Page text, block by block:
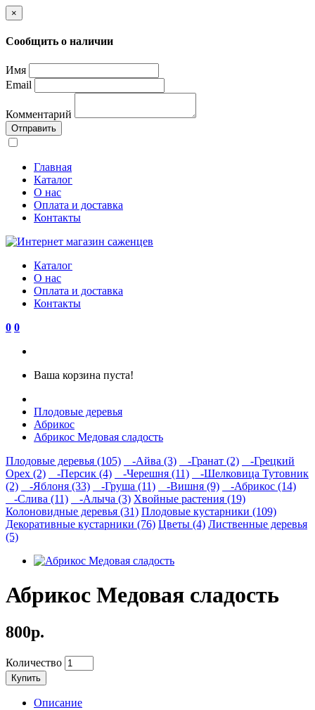
×
Сообщить о наличии
Имя
Email
Комментарий
Отправить
Главная
Каталог
О нас
Оплата и доставка
Контакты
Каталог
О нас
Оплата и доставка
Контакты
0 0
Ваша корзина пуста!
Плодовые деревья
Абрикос
Абрикос Медовая сладость
Плодовые деревья (105)
-Айва (3) -Гранат (2)
-Грецкий
Орех (2)
-Персик (4) -Черешня (11)
-Шелковица Тутовник
(2)
-Яблоня (33) -Груша (11) -Вишня (9)
-Абрикос (14)
-Слива (11)
-Алыча (3) Хвойные растения (19)
Колоновидные деревья (31) Плодовые кустарники (109)
Декоративные кустарники (76) Цветы (4) Лиственные деревья
(5)
Абрикос Медовая сладость
800р.
Количество
Купить
Описание